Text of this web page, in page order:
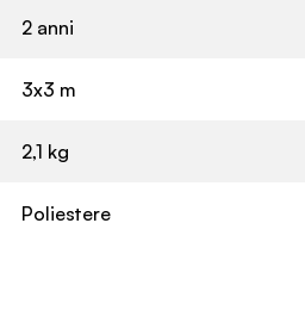
2 anni
3x3 m
2,1 kg
Poliestere